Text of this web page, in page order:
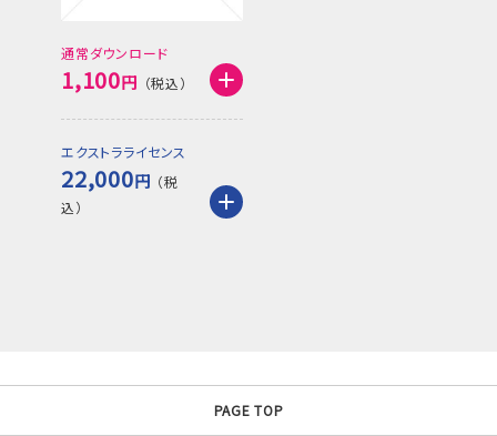
通常ダウンロード
1,100円
エクストラライセンス
22,000円
PAGE TOP